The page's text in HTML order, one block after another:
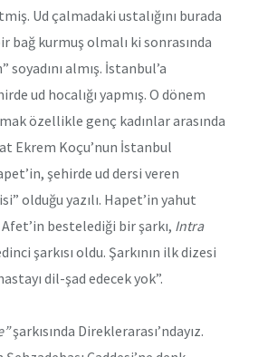
Ud çalmadaki ustalığını burada
bağ kurmuş olmalı ki sonrasında
soyadını almış. İstanbul’a
ud hocalığı yapmış. O dönem
özellikle genç kadınlar arasında
Ekrem Koçu’nun İstanbul
şehirde ud dersi veren
olduğu yazılı. Hapet’in yahut
bestelediği bir şarkı, Intra
şarkısı oldu. Şarkının ilk dizesi
dil-şad edecek yok”.
şarkısında Direklerarası’ndayız.